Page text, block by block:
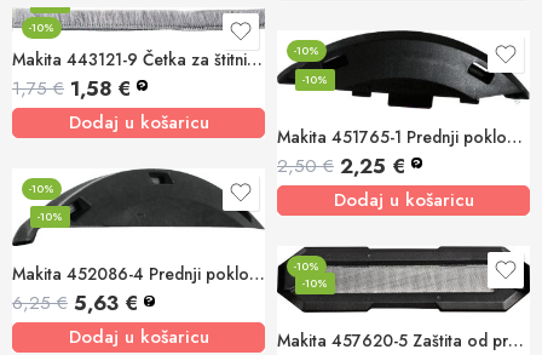
-10%
Makita 443121-9 Četka za štitnik za prah PW5000C
1,75€ 1,58 € ?
Dodaj u košaricu
-10%
Makita 451765-1 Prednji poklopac štit. za brušenje betona 195239-9
-10%
2,50€ 2,25 € ?
Dodaj u košaricu
-10%
Makita 452086-4 Prednji poklopac štit. za brušenje betona 195385-8
-10%
6,25€ 5,63 € ?
Dodaj u košaricu
-10%
Makita 457620-5 Zaštita od prašine DGA900 DGA700
-10%